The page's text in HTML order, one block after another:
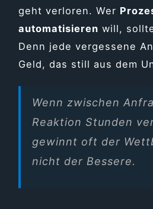
geht verloren. Wer
automatisieren will,
Denn jede vergessene
Geld, das still aus dem
Wenn zwischen
Reaktion Stunden
gewinnt oft der
nicht der Bessere.